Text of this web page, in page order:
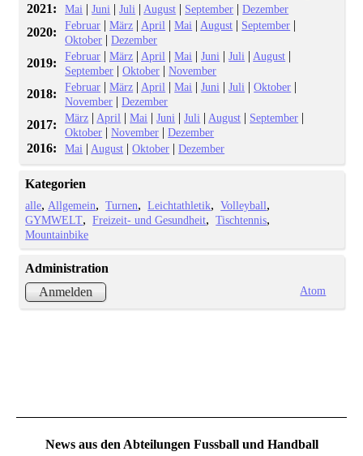
2021: Mai |Juni |Juli | August | September |Dezember
2020: Februar |März | April |Mai | August | September |
Oktober |Dezember
2019: Februar |März | April |Mai |Juni |Juli | August |
September |Oktober |November
2018: Februar |März | April |Mai |Juni |Juli |Oktober |
November |Dezember
2017: März | April |Mai |Juni |Juli | August | September |
Oktober |November |Dezember
2016: Mai | August |Oktober |Dezember
Kategorien
alle Allgemein Turnen Leichtathletik
Volleyball
GYMWELT
Freizeit- und Gesundheit
Tischtennis
Mountainbike
Administration
Anmelden
Atom
News aus den Abteilungen Fussball und Handball